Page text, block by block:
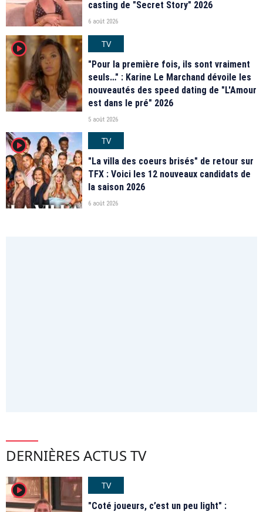
casting de "Secret Story" 2026
6 août 2026
player2
TV
"Pour la première fois, ils sont vraiment
seuls…" : Karine Le Marchand dévoile les
nouveautés des speed dating de "L'Amour
est dans le pré" 2026
5 août 2026
player2
TV
"La villa des coeurs brisés" de retour sur
TFX : Voici les 12 nouveaux candidats de
la saison 2026
6 août 2026
DERNIÈRES ACTUS TV
player2
TV
"Coté joueurs, c’est un peu light" :